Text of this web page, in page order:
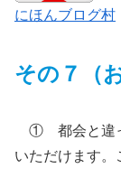
にほんブログ村
その７（
① 都会と違っ
いただけます。